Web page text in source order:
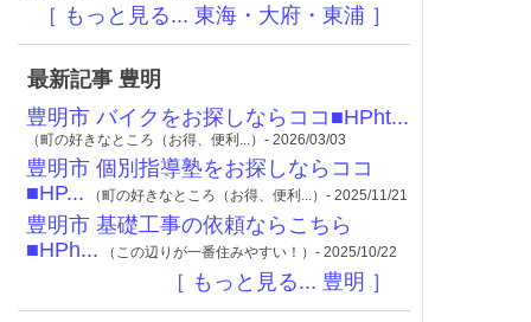
［ もっと見る... 東海・大府・東浦 ］
最新記事 豊明
豊明市 バイクをお探しならココ■HPht...
（町の好きなところ（お得、便利...）- 2026/03/03
豊明市 個別指導塾をお探しならココ
■HP... （町の好きなところ（お得、便利...）- 2025/11/21
豊明市 基礎工事の依頼ならこちら
■HPh... （この辺りが一番住みやすい！）- 2025/10/22
［ もっと見る... 豊明 ］